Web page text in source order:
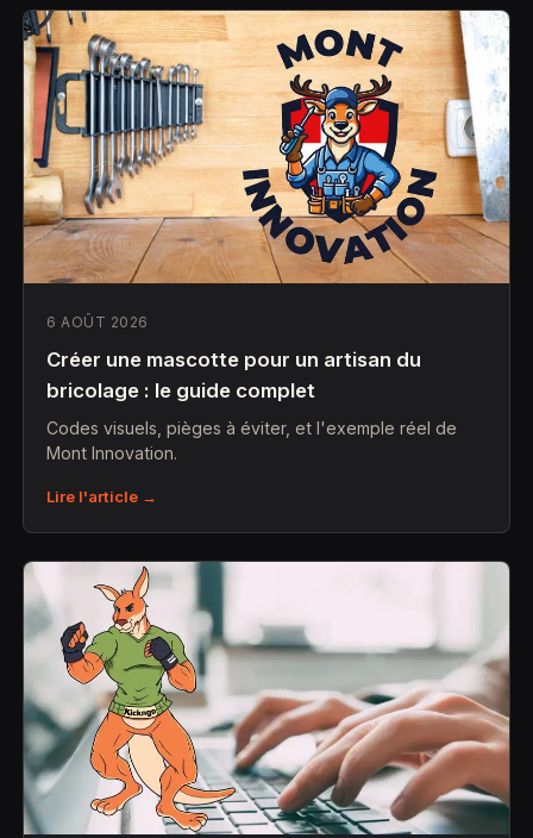
6 AOÛT 2026
Créer une mascotte pour un artisan du
bricolage : le guide complet
Codes visuels, pièges à éviter, et l'exemple réel de
Mont Innovation.
Lire l'article →